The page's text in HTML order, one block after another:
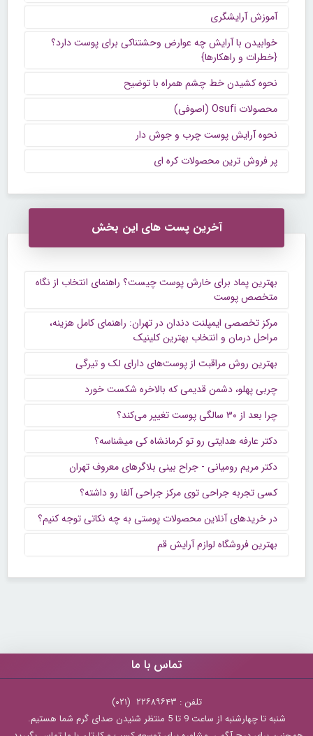
آموزش آرایشگری
خوابیدن با آرایش چه عوارض وحشتناکی برای پوست دارد؟
{خطرات و راهکارها}
نحوه کشیدن خط چشم همراه با توضیح
محصولات Osufi (اصوفی)
نحوه آرایش پوست چرب و جوش دار
پر فروش ترین محصولات کره ای
آخرین پست های این بخش
بهترین پماد برای خارش پوست چیست؟ راهنمای انتخاب از نگاه
متخصص پوست
مرکز تخصصی ایمپلنت دندان در تهران: راهنمای کامل هزینه،
مراحل درمان و انتخاب بهترین کلینیک
بهترین روش مراقبت از پوست‌های دارای لک و تیرگی
چربی پهلو، دشمن قدیمی که بالاخره شکست خورد
چرا بعد از ۳۰ سالگی پوست تغییر می‌کند؟
دکتر عارفه هدایتی رو تو کرمانشاه کی میشناسه؟
دکتر مریم رومیانی - جراح بینی بلاگرهای معروف تهران
کسی تجربه جراحی توی مرکز جراحی آلفا رو داشته؟
در خریدهای آنلاین محصولات پوستی به چه نکاتی توجه کنیم؟
بهترین فروشگاه لوازم آرایش قم
تماس با ما
تلفن : ۲۲۶۸۹۶۴۳ (۰۲۱)
شنبه تا چهارشنبه از ساعت 9 تا 5 منتظر شنیدن صدای گرم شما هستیم.